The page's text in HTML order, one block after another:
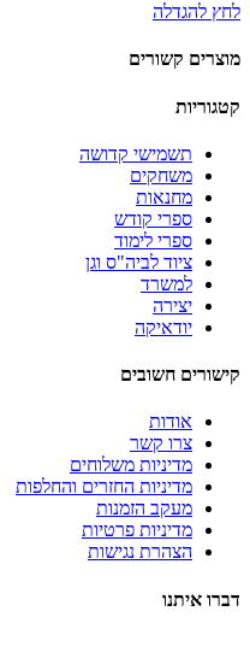
לחץ להגדלה
מוצרים קשורים
קטגוריות
תשמישי קדושה
משחקים
מחנאות
ספרי קודש
ספרי לימוד
ציוד לביה"ס וגן
למשרד
יצירה
יודאיקה
קישורים חשובים
אודות
צרו קשר
מדיניות משלוחים
מדיניות החזרים והחלפות
מעקב הזמנות
מדיניות פרטיות
הצהרת נגישות
דברו איתנו